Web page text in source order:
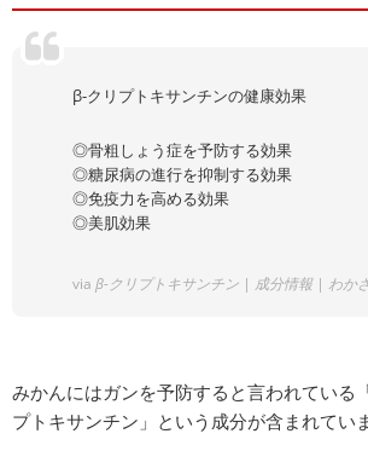
β-クリプトキサンチンの健康効果
◎骨粗しょう症を予防する効果
◎糖尿病の進行を抑制する効果
◎免疫力を高める効果
◎美肌効果
via β-クリプトキサンチン | 成分情報 | わか
みかんにはガンを予防すると言われている
プトキサンチン」という成分が含まれていま